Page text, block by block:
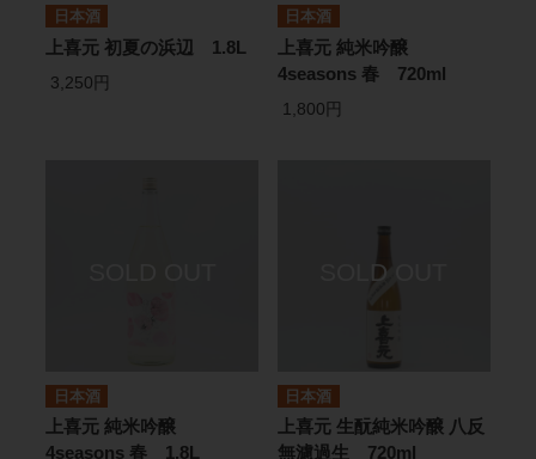
日本酒
上喜元 初夏の浜辺 1.8L
3,250円
日本酒
上喜元 純米吟醸
4seasons 春 720ml
1,800円
日本酒
上喜元 純米吟醸
4seasons 春 1.8L
日本酒
上喜元 生酛純米吟醸 八反
無濾過生 720ml